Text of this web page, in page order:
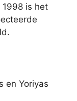
1998 is het
en Yoriyas